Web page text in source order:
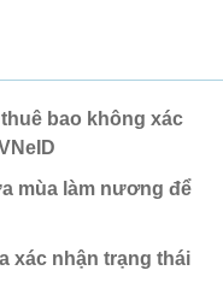
bao không xác
mùa làm nương để
xác nhận trạng thái